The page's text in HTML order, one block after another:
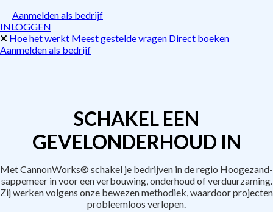
Aanmelden als bedrijf
INLOGGEN
Hoe het werkt Meest gestelde vragen Direct boeken
Aanmelden als bedrijf
SCHAKEL EEN
GEVELONDERHOUD IN
Met CannonWorks® schakel je bedrijven in de regio Hoogezand-
sappemeer in voor een verbouwing, onderhoud of verduurzaming.
Zij werken volgens onze bewezen methodiek, waardoor projecten
probleemloos verlopen.